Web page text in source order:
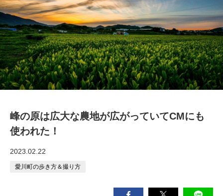
峰の原は広大な農地が広がっていてCMにも
使われた！
2023.02.22
愛川町の歩き方＆撮り方